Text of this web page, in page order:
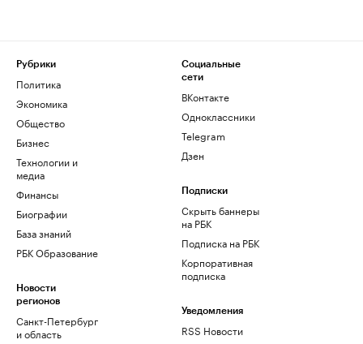
Рубрики
Политика
Экономика
Общество
Бизнес
Технологии и
медиа
Финансы
Биографии
База знаний
РБК Образование
Новости
регионов
Санкт-Петербург
и область
Социальные
сети
ВКонтакте
Одноклассники
Telegram
Дзен
Подписки
Скрыть баннеры
на РБК
Подписка на РБК
Корпоративная
подписка
Уведомления
RSS Новости